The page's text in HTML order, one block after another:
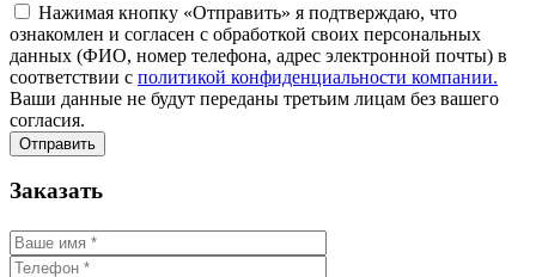
Нажимая кнопку «Отправить» я подтверждаю, что
ознакомлен и согласен с обработкой своих персональных
данных (ФИО, номер телефона, адрес электронной почты) в
соответствии с политикой конфиденциальности компании.
Ваши данные не будут переданы третьим лицам без вашего
согласия.
Заказать